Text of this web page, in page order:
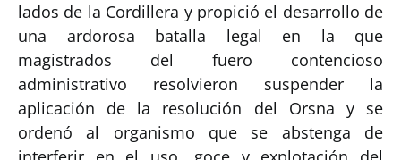
lados de la Cordillera y propició el desarrollo de
una ardorosa batalla legal en la que
magistrados del fuero contencioso
administrativo resolvieron suspender la
aplicación de la resolución del Orsna y se
ordenó al organismo que se abstenga de